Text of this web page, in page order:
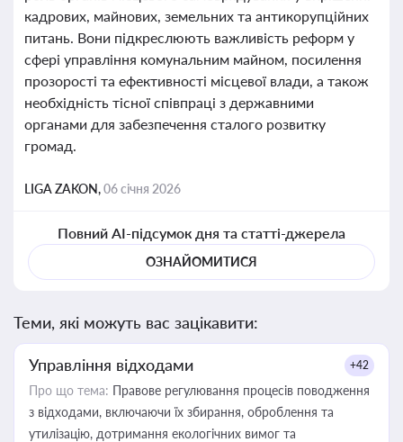
кадрових, майнових, земельних та антикорупційних
питань. Вони підкреслюють важливість реформ у
сфері управління комунальним майном, посилення
прозорості та ефективності місцевої влади, а також
необхідність тісної співпраці з державними
органами для забезпечення сталого розвитку
громад.
LIGA ZAKON,06 січня 2026
Повний AI-підсумок дня та статті-джерела
ОЗНАЙОМИТИСЯ
Теми, які можуть вас зацікавити:
Управління відходами +42
Про що тема: Правове регулювання процесів поводження
з відходами, включаючи їх збирання, оброблення та
утилізацію, дотримання екологічних вимог та